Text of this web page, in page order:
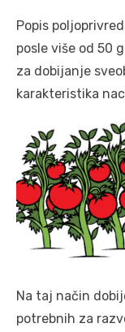
Popis
posle više od 50
za dobijanje
karakteristika
Na taj način
potrebnih za